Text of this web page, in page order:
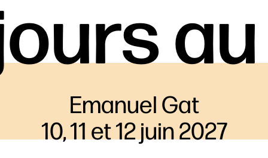
Emanuel Gat
10, 11 et 12 juin 2027